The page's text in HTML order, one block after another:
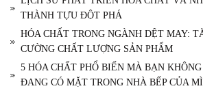
THÀNH TỰU ĐỘT PHÁ
HÓA CHẤT TRONG NGÀNH DỆT MAY:
CƯỜNG CHẤT LƯỢNG SẢN PHẨM
5 HÓA CHẤT PHỔ BIẾN MÀ BẠN KHÔNG
ĐANG CÓ MẶT TRONG NHÀ BẾP CỦA